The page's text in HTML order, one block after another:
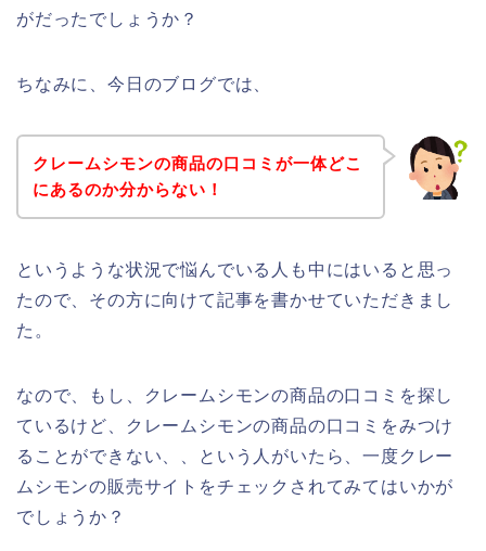
がだったでしょうか？
ちなみに、今日のブログでは、
クレームシモンの商品の口コミが一体どこ
にあるのか分からない！
というような状況で悩んでいる人も中にはいると思っ
たので、その方に向けて記事を書かせていただきまし
た。
なので、もし、クレームシモンの商品の口コミを探し
ているけど、クレームシモンの商品の口コミをみつけ
ることができない、、という人がいたら、一度クレー
ムシモンの販売サイトをチェックされてみてはいかが
でしょうか？